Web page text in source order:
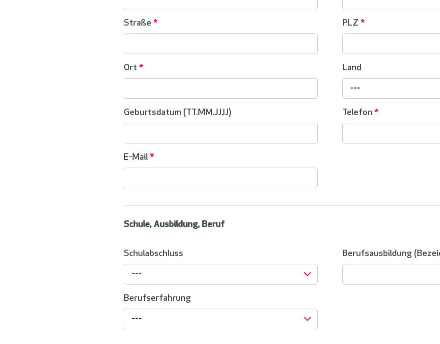
Straße * PLZ*
Ort * Land
---
Geburtsdatum (TT.MM.JJJJ) Telefon*
E-Mail *
Schule, Ausbildung, Beruf
Schulabschluss
---
Berufsausbildung
Berufserfahrung
---